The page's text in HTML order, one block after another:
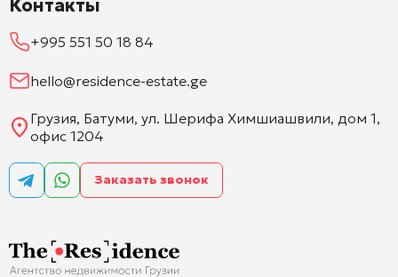
Контакты
+995 551 50 18 84
hello@residence-estate.ge
Грузия, Батуми, ул. Шерифа Химшиашвили, дом 1,
офис 1204
Заказать звонок